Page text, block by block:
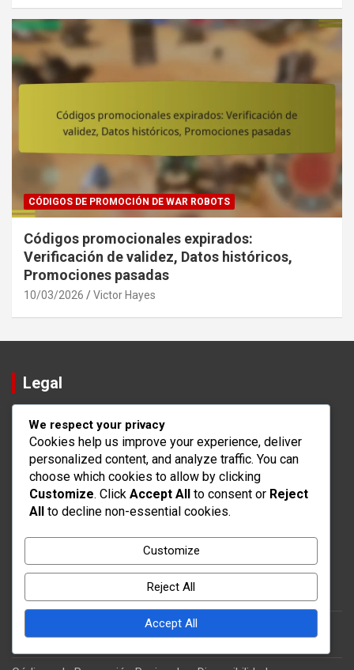
CÓDIGOS DE PROMOCIÓN DE WAR ROBOTS
Códigos promocionales expirados:
Verificación de validez, Datos históricos,
Promociones pasadas
10/03/2026 Victor Hayes
Legal
Política de protección de datos
Cookies y seguimiento
Sobre nosotros
Contacto
Términos y condiciones
Publicaciones recientes
Desafíos de Hitos del Evento: Tipos de desafíos, Estructuras
de recompensas, Consejos para la finalización
Hitos del Evento Estacional: Temas festivos, Recompensas
especiales, Participación de los jugadores
We respect your privacy
Cookies help us improve your experience, deliver
personalized content, and analyze traffic. You can
choose which cookies to allow by clicking
Customize. Click Accept All to consent or Reject
All to decline non-essential cookies.
Customize
Reject All
Accept All